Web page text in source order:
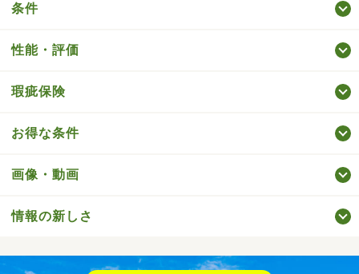
条件
性能・評価
瑕疵保険
お得な条件
画像・動画
情報の新しさ